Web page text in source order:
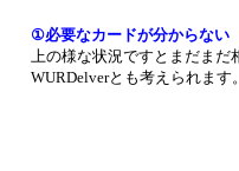
①必要なカードが分からない
上の様な状況ですとまだまだ
WURDelverとも考えられま